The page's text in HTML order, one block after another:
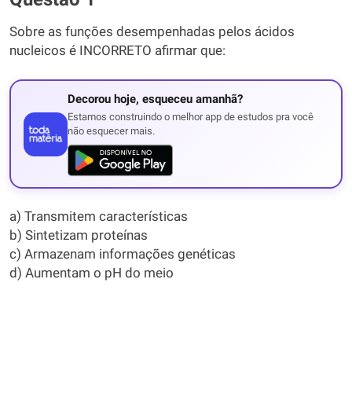
Sobre as funções desempenhadas pelos ácidos
nucleicos é INCORRETO afirmar que:
Decorou hoje, esqueceu amanhã?
Estamos construindo o melhor app de estudos pra você
não esquecer mais.
a) Transmitem características
b) Sintetizam proteínas
c) Armazenam informações genéticas
d) Aumentam o pH do meio